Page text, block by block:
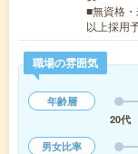
■無資格
以上採用
職場の雰囲気
年齢層
20代
男女比率